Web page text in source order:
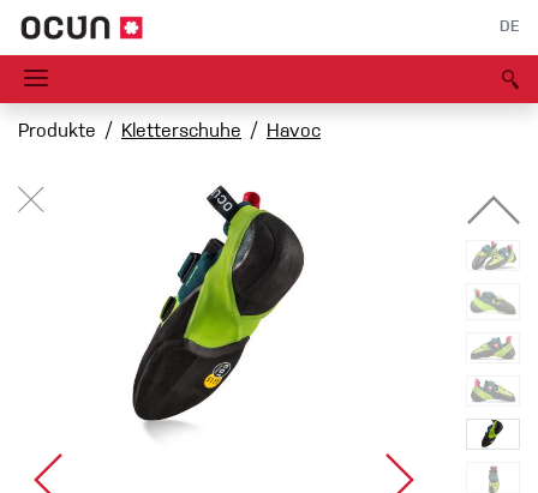
DE
Produkte Kletterschuhe Havoc